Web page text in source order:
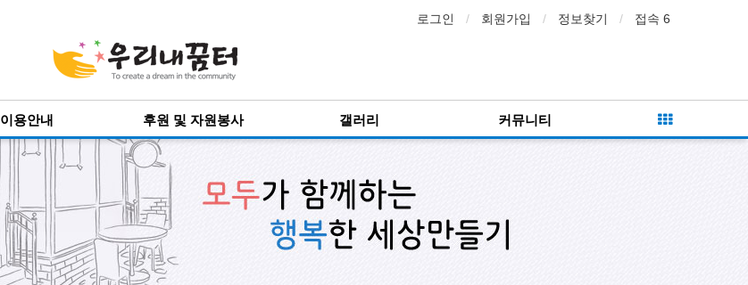
로그인 회원가입 정보찾기 접속 6
이용안내 후원 및 자원봉사 갤러리 커뮤니티